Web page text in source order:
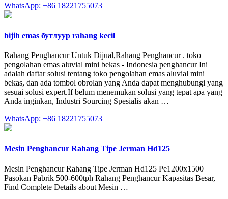
WhatsApp: +86 18221755073
bijih emas бутлуур rahang kecil
Rahang Penghancur Untuk Dijual,Rahang Penghancur . toko
pengolahan emas aluvial mini bekas - Indonesia penghancur Ini
adalah daftar solusi tentang toko pengolahan emas aluvial mini
bekas, dan ada tombol obrolan yang Anda dapat menghubungi yang
sesuai solusi expert.If belum menemukan solusi yang tepat apa yang
Anda inginkan, Industri Sourcing Spesialis akan …
WhatsApp: +86 18221755073
Mesin Penghancur Rahang Tipe Jerman Hd125
Mesin Penghancur Rahang Tipe Jerman Hd125 Pe1200x1500
Pasokan Pabrik 500-600tph Rahang Penghancur Kapasitas Besar,
Find Complete Details about Mesin …